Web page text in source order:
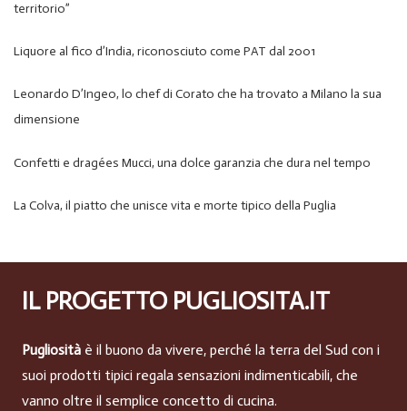
territorio”
Liquore al fico d’India, riconosciuto come PAT dal 2001
Leonardo D’Ingeo, lo chef di Corato che ha trovato a Milano la sua
dimensione
Confetti e dragées Mucci, una dolce garanzia che dura nel tempo
La Colva, il piatto che unisce vita e morte tipico della Puglia
IL PROGETTO PUGLIOSITA.IT
Pugliosità è il buono da vivere, perché la terra del Sud con i
suoi prodotti tipici regala sensazioni indimenticabili, che
vanno oltre il semplice concetto di cucina.